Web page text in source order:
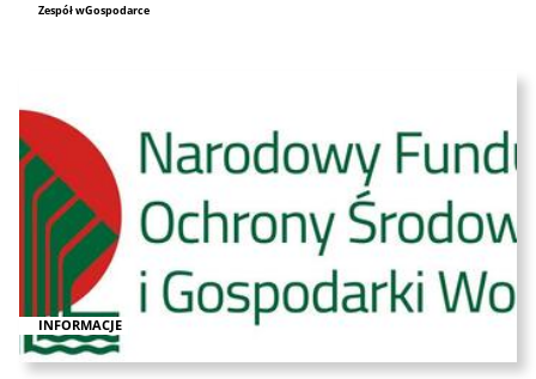
Zespół wGospodarce
INFORMACJE